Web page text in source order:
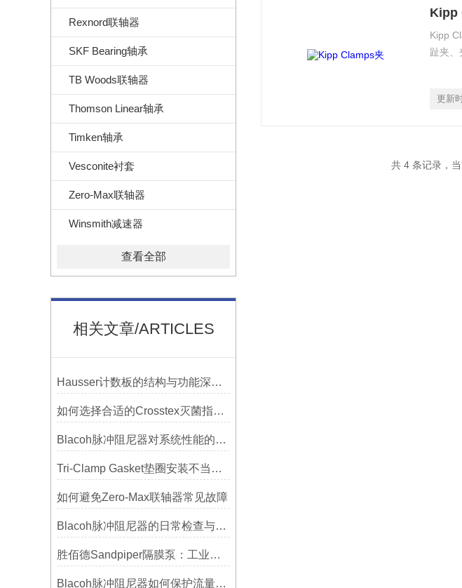
Rexnord联轴器
SKF Bearing轴承
TB Woods联轴器
Thomson Linear轴承
Timken轴承
Vesconite衬套
Zero-Max联轴器
Winsmith减速器
查看全部
相关文章/ARTICLES
Hausser计数板的结构与功能深度解析
如何选择合适的Crosstex灭菌指示标签？
Blacoh脉冲阻尼器对系统性能的影响分析
Tri-Clamp Gasket垫圈安装不当导致的泄漏问题及预防
如何避免Zero-Max联轴器常见故障
Blacoh脉冲阻尼器的日常检查与预防性维护清单
胜佰德Sandpiper隔膜泵：工业流体输送的可靠动力解决方案
Blacoh脉冲阻尼器如何保护流量计、压力开关和管路附件？
Kipp
Kipp
趾夹、
更新
共 4 条记录，